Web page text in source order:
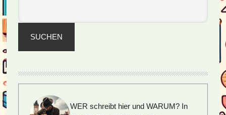
SUCHEN
WER schreibt hier und WARUM? In